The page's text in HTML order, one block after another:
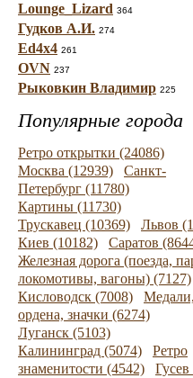
Lounge_Lizard 364
Гудков А.И. 274
Ed4x4 261
OVN 237
Рыковкин Владимир 225
Популярные города
Ретро открытки (24086)
Москва (12939)
Санкт-
Петербург (11780)
Картины (11730)
Трускавец (10369)
Львов
Киев (10182)
Саратов
Железная дорога (поезда,
локомотивы, вагоны) (7127)
Кисловодск (7008)
Медали,
ордена, значки (6274)
Луганск (5103)
Калининград (5074)
Ретро
знаменитости (4542)